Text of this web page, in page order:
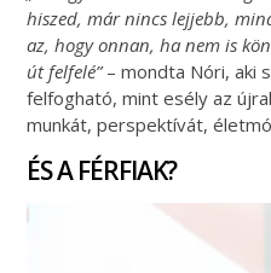
hiszed, már nincs lejjebb,
az, hogy onnan, ha nem is
út felfelé”– mondta Nóri, aki
felfogható, mint esély az
munkát, perspektívát,
ÉS A FÉRFIAK?